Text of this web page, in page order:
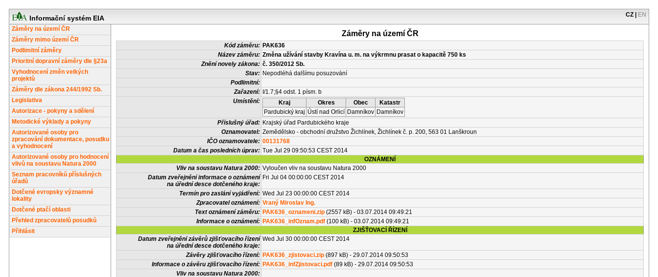
Informační systém EIA CZ EN
Záměry na území ČR
Záměry mimo území ČR
Podlimitní záměry
Prioritní dopravní záměry dle §23a
Vyhodnocení změn velkých
projektů
Záměry dle zákona 244/1992 Sb.
Legislativa
Autorizace - pokyny a sdělení
Metodické výklady a pokyny
Autorizované osoby pro
zpracování dokumentace, posudku
a vyhodnocení
Autorizované osoby pro hodnocení
vlivů na soustavu Natura 2000
Seznam pracovníků příslušných
úřadů
Dotčené evropsky významné
lokality
Dotčené ptačí oblasti
Přehled zpracovatelů posudků
Přihlásit
Záměry na území ČR
Kód záměru: PAK636
Název záměru: Změna užívání stavby Kravína u. m. na výkrmnu prasat o kapacitě 750 ks
Znění novely zákona: č. 350/2012 Sb.
Stav: Nepodléhá dalšímu posuzování
Podlimitní:
Zařazení: I/1.7;§4 odst. 1 písm. b
Umístění:
Kraj Okres Obec
Katastr
Pardubický kraj Ústí nad Orlicí Damníkov Damníkov
Příslušný úřad: Krajský úřad Pardubického kraje
Oznamovatel: Zemědělsko - obchodní družstvo Žichlínek, Žichlínek č. p. 200, 563 01 Lanškroun
IČO oznamovatele: 00131768
Datum a čas posledních úprav: Tue Jul 29 09:50:53 CEST 2014
OZNÁMENÍ
Vliv na soustavu Natura 2000: Vyloučen vliv na soustavu Natura 2000
Datum zveřejnění informace o oznámení
na úřední desce dotčeného kraje:
Fri Jul 04 00:00:00 CEST 2014
Termín pro zaslání vyjádření: Wed Jul 23 00:00:00 CEST 2014
Zpracovatel oznámení: Vraný Miroslav Ing.
Text oznámení záměru: PAK636_oznameni.zip (2557 kB) - 03.07.2014 09:49:21
Informace o oznámení: PAK636_infOznam.pdf (100 kB) - 03.07.2014 09:49:21
ZJIŠŤOVACÍ ŘÍZENÍ
Datum zveřejnění závěrů zjišťovacího řízení
na úřední desce dotčeného kraje:
Wed Jul 30 00:00:00 CEST 2014
Závěry zjišťovacího řízení: PAK636_zjistovaci.zip (897 kB) - 29.07.2014 09:50:53
Informace o závěru zjišťovacího řízení: PAK636_infZjistovaci.pdf (89 kB) - 29.07.2014 09:50:53
Vliv na soustavu Natura 2000: